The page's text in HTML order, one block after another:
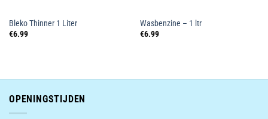
Bleko Thinner 1 Liter
€6.99
Wasbenzine – 1 ltr
€6.99
OPENINGSTIJDEN